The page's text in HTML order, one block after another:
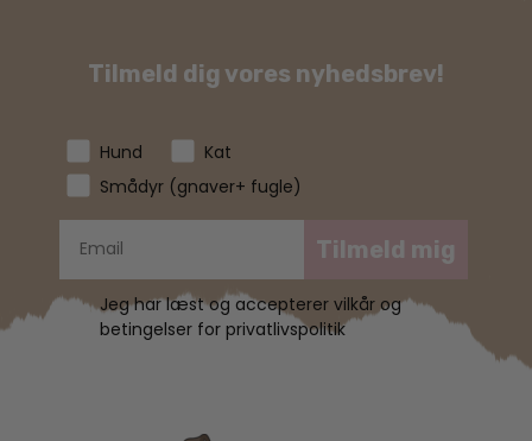
Tilmeld dig vores nyhedsbrev!
Hund
Kat
Smådyr (gnaver+ fugle)
Tilmeld mig
Jeg har læst og accepterer vilkår og
betingelser for privatlivspolitik